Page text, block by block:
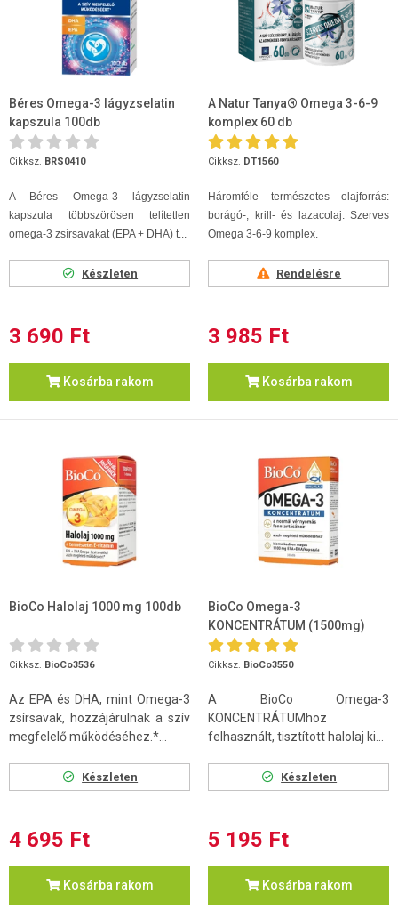
Béres Omega-3 lágyzselatin
kapszula 100db
Cikksz. BRS0410
A Béres Omega-3 lágyzselatin
kapszula többszörösen telítetlen
omega-3 zsírsavakat (EPA + DHA) t...
Készleten
3 690 Ft
Kosárba rakom
A Natur Tanya® Omega 3-6-9
komplex 60 db
Cikksz. DT1560
Háromféle természetes olajforrás:
borágó-, krill- és lazacolaj.Szerves
Omega 3-6-9 komplex.
Rendelésre
3 985 Ft
Kosárba rakom
BioCo Halolaj 1000 mg 100db
Cikksz. BioCo3536
Az EPA és DHA, mint Omega-3
zsírsavak, hozzájárulnak a szív
megfelelő működéséhez.*...
Készleten
4 695 Ft
Kosárba rakom
BioCo Omega-3
KONCENTRÁTUM (1500mg)
30db
Cikksz. BioCo3550
A BioCo Omega-3
KONCENTRÁTUMhoz
felhasznált, tisztított halolaj ki...
Készleten
5 195 Ft
Kosárba rakom